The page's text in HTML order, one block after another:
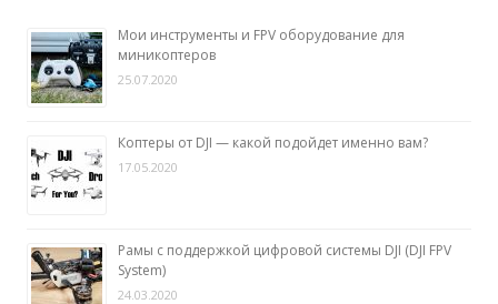
Мои инструменты и FPV оборудование для
миникоптеров
25.07.2020
Коптеры от DJI — какой подойдет именно вам?
17.05.2020
Рамы с поддержкой цифровой системы DJI (DJI FPV
System)
24.03.2020